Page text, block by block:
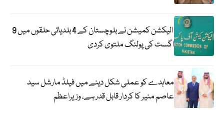
الیکشن کمیشن نے بلوچستان کے 4 بلدیاتی حلقوں میں 9
اگست کی پولنگ ملتوی کردی
معاہدے کو عملی شکل دینے میں فیلڈ مارشل سید
عاصم منیر کا کردار قابل قدر ہے، وزیراعظم